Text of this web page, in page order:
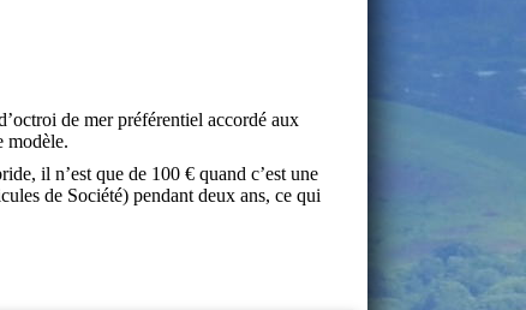
de mer préférentiel accordé aux
modèle.
il n’est que de 100 € quand c’est une
de Société) pendant deux ans, ce qui